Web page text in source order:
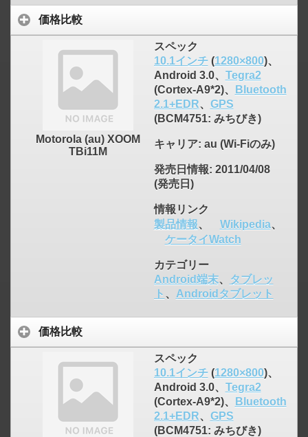
価格比較
Motorola (au) XOOM
TBi11M
スペック
10.1インチ(1280×800)、
Android 3.0、 Tegra2
(Cortex-A9*2)、
Bluetooth
2.1+EDR、 GPS
(BCM4751: みちびき)
キャリア: au (Wi-Fiのみ)
発売日情報: 2011/04/08
(発売日)
情報リンク
製品情報、 Wikipedia、
ケータイWatch
カテゴリー
Android端末、
タブレッ
ト 、 Androidタブレット
価格比較
スペック
10.1インチ(1280×800)、
Android 3.0、 Tegra2
(Cortex-A9*2)、
Bluetooth
2.1+EDR、 GPS
(BCM4751: みちびき)